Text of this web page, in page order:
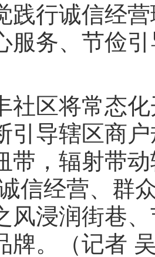
践行诚信经
服务、节俭
区将常态化
引导辖区商
带，辐射带
信经营、群
风浸润街巷
牌。（记者